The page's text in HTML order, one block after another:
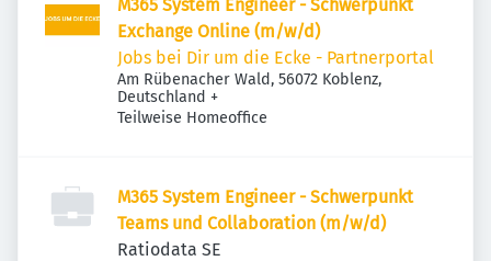
M365 System Engineer - Schwerpunkt
Exchange Online (m/w/d)
Jobs bei Dir um die Ecke - Partnerportal
Am Rübenacher Wald, 56072 Koblenz,
Deutschland +
Teilweise Homeoffice
M365 System Engineer - Schwerpunkt
Teams und Collaboration (m/w/d)
Ratiodata SE